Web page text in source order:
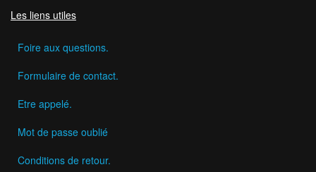
Les liens utiles
Foire aux questions.
Formulaire de contact.
Etre appelé.
Mot de passe oublié
Conditions de retour.